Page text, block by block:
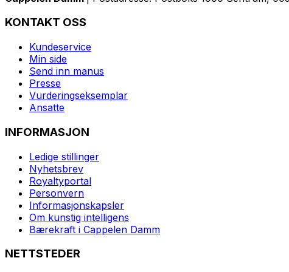
KONTAKT OSS
Kundeservice
Min side
Send inn manus
Presse
Vurderingseksemplar
Ansatte
INFORMASJON
Ledige stillinger
Nyhetsbrev
Royaltyportal
Personvern
Informasjonskapsler
Om kunstig intelligens
Bærekraft i Cappelen Damm
NETTSTEDER